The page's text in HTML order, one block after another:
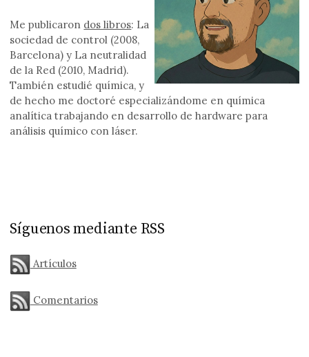
Me publicaron dos libros: La
sociedad de control (2008,
Barcelona) y La neutralidad
de la Red (2010, Madrid).
También estudié química, y
de hecho me doctoré especializándome en química
analítica trabajando en desarrollo de hardware para
análisis químico con láser.
Síguenos mediante RSS
Artículos
Comentarios